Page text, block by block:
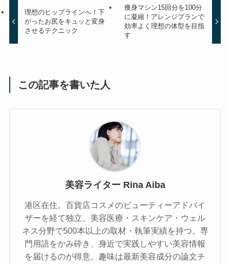
理想のヒップラインへ！下
がったお尻をキュッと変身
させるテクニック
痩身マシン15回分を100分
に凝縮！アレンジプランで
効率よく理想の体型を目指
す
この記事を書いた人
美容ライター Rina Aiba
港区在住。百貨店コスメのビューティーアドバイ
ザーを経て独立。美容医療・スキンケア・ウェル
ネス分野で500本以上の取材・執筆実績を持つ。専
門用語をかみ砕き、⾝近で実践しやすい美容情報
を届けるのが得意。趣味は最新美容成分の論文チ